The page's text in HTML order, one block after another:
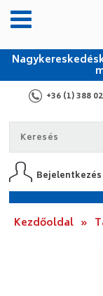
+36 (1) 388
Bejelentkezés
Kezdőoldal »